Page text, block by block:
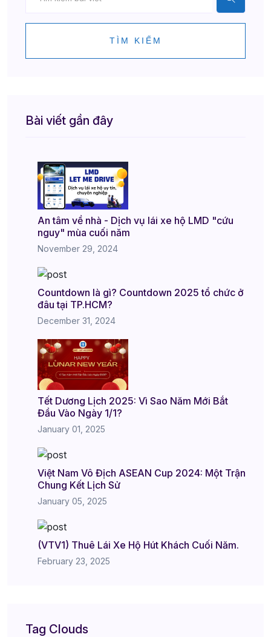
TÌM KIẾM
Bài viết gần đây
An tâm về nhà - Dịch vụ lái xe hộ LMD "cứu
nguy" mùa cuối năm
November 29, 2024
Countdown là gì? Countdown 2025 tổ chức ở
đâu tại TP.HCM?
December 31, 2024
Tết Dương Lịch 2025: Vì Sao Năm Mới Bắt
Đầu Vào Ngày 1/1?
January 01, 2025
Việt Nam Vô Địch ASEAN Cup 2024: Một Trận
Chung Kết Lịch Sử
January 05, 2025
(VTV1) Thuê Lái Xe Hộ Hút Khách Cuối Năm.
February 23, 2025
Tag Clouds